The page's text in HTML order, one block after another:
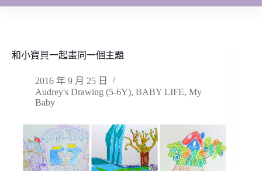
和小寶貝一起畫同一個主題
2016 年 9 月 25 日
Audrey's Drawing (5-6Y), BABY LIFE, My
Baby